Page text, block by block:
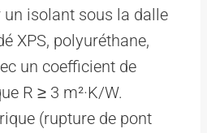
isolant sous la dalle
XPS, polyuréthane,
un coefficient de
R ≥ 3 m²·K/W.
(rupture de pont